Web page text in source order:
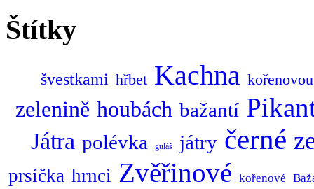
Štítky
švestkami hřbet Kachna kořenovou
zelenině houbách bažantí
Játra polévka guláš játry černé
prsíčka hrnci Zvěřinové kořenové